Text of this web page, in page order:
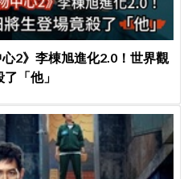
2》李棟旭進化2.0！世界觀
「他」